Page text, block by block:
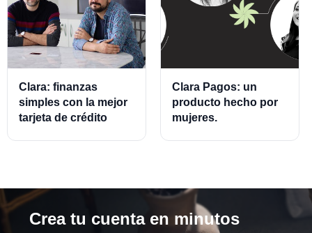
Clara: finanzas
simples con la mejor
tarjeta de crédito
Clara Pagos: un
producto hecho por
mujeres.
Crea tu cuenta en minutos